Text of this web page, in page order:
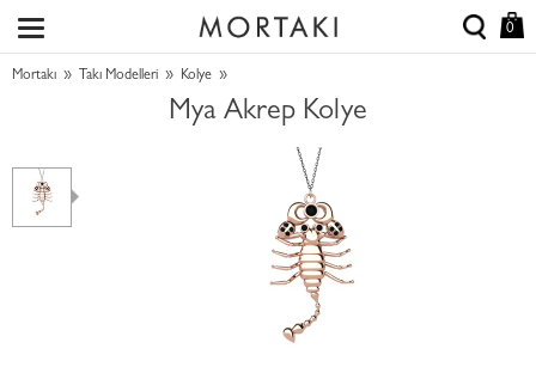
0
Mortakı » Takı Modelleri » Kolye »
Mya Akrep Kolye